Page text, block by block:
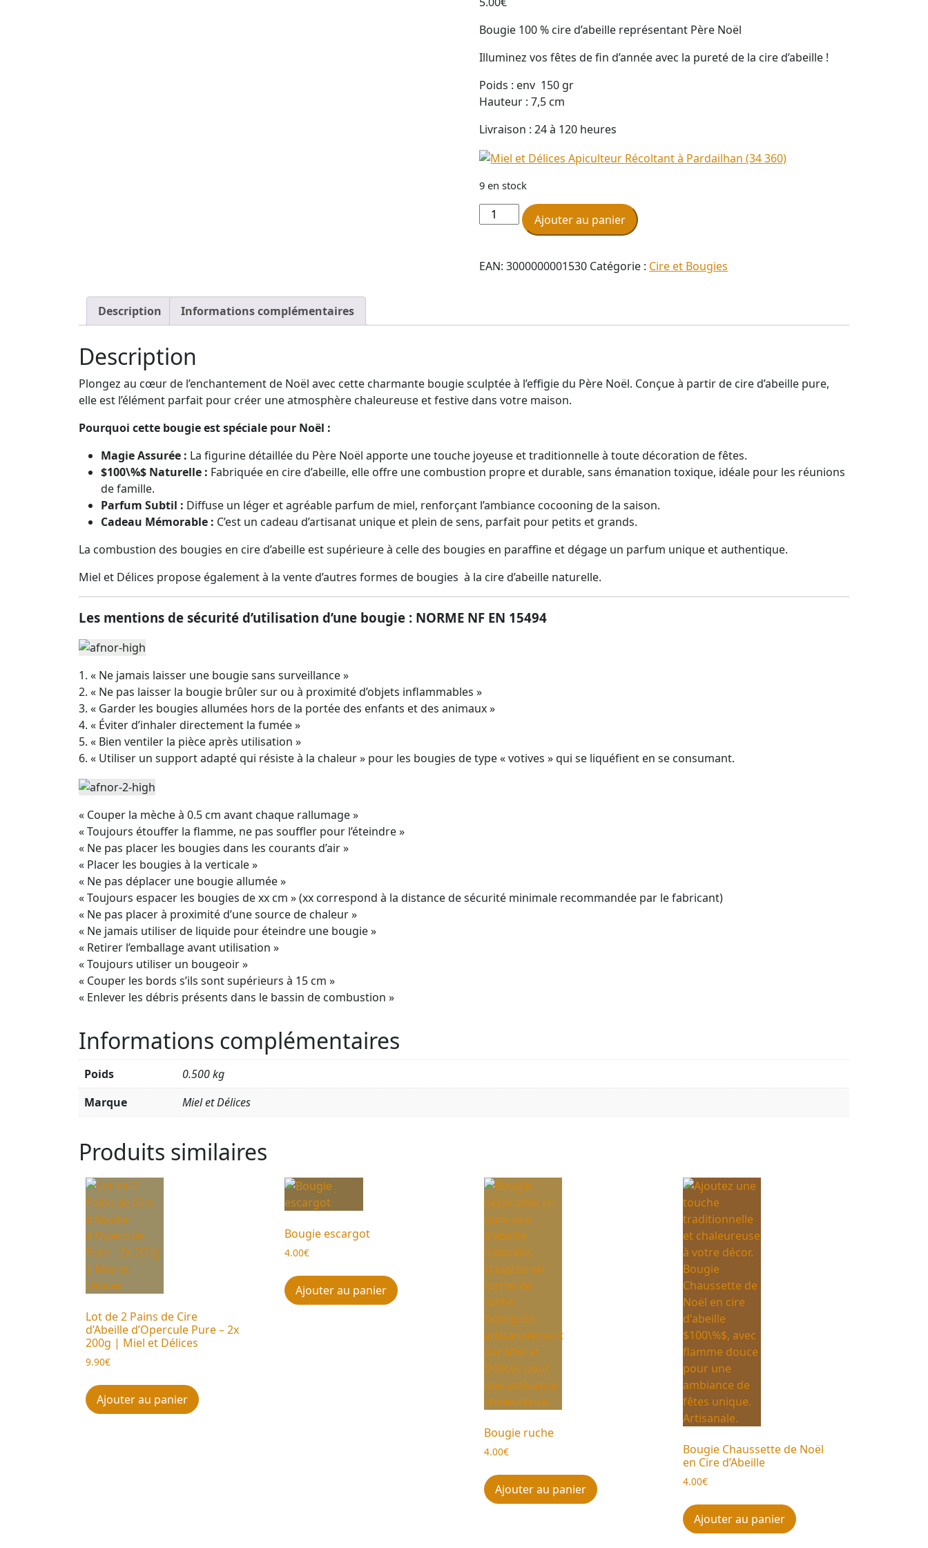
Bougie 100 % cire d’abeille représentant Père Noël
Illuminez vos fêtes de fin d’année avec la pureté de la cire d’abeille !
Poids : env 150 gr
Hauteur : 7,5 cm
Livraison : 24 à 120 heures
9 en stock
quantité
de
Père
Ajouter au panier
EAN:3000000001530 Catégorie : Cire et Bougies
Description Informations complémentaires
Description
Plongez au cœur de l’enchantement de Noël avec cette charmante bougie sculptée à l’effigie du Père Noël. Conçue à partir de cire d’abeille pure,
elle est l’élément parfait pour créer une atmosphère chaleureuse et festive dans votre maison.
Pourquoi cette bougie est spéciale pour Noël :
Magie Assurée : La figurine détaillée du Père Noël apporte une touche joyeuse et traditionnelle à toute décoration de fêtes.
$100\%$ Naturelle : Fabriquée en cire d’abeille, elle offre une combustion propre et durable, sans émanation toxique, idéale pour les réunions
de famille.
Parfum Subtil : Diffuse un léger et agréable parfum de miel, renforçant l’ambiance cocooning de la saison.
Cadeau Mémorable : C’est un cadeau d’artisanat unique et plein de sens, parfait pour petits et grands.
La combustion des bougies en cire d’abeille est supérieure à celle des bougies en paraffine et dégage un parfum unique et authentique.
Miel et Délices propose également à la vente d’autres formes de bougies à la cire d’abeille naturelle.
Les mentions de sécurité d’utilisation d’une bougie : NORME NF EN 15494
1. « Ne jamais laisser une bougie sans surveillance »
2. « Ne pas laisser la bougie brûler sur ou à proximité d’objets inflammables »
3. « Garder les bougies allumées hors de la portée des enfants et des animaux »
4. « Éviter d’inhaler directement la fumée »
5. « Bien ventiler la pièce après utilisation »
6. « Utiliser un support adapté qui résiste à la chaleur » pour les bougies de type « votives » qui se liquéfient en se consumant.
« Couper la mèche à 0.5 cm avant chaque rallumage »
« Toujours étouffer la flamme, ne pas souffler pour l’éteindre »
« Ne pas placer les bougies dans les courants d’air »
« Placer les bougies à la verticale »
« Ne pas déplacer une bougie allumée »
« Toujours espacer les bougies de xx cm » (xx correspond à la distance de sécurité minimale recommandée par le fabricant)
« Ne pas placer à proximité d’une source de chaleur »
« Ne jamais utiliser de liquide pour éteindre une bougie »
« Retirer l’emballage avant utilisation »
« Toujours utiliser un bougeoir »
« Couper les bords s’ils sont supérieurs à 15 cm »
« Enlever les débris présents dans le bassin de combustion »
Informations complémentaires
Poids
0.500 kg
Marque
Miel et Délices
Produits similaires
Lot de 2 Pains de Cire
d’Abeille d’Opercule Pure – 2x
200g | Miel et Délices
9.90€
Ajouter au panier
Bougie escargot
4.00€
Ajouter au panier
Bougie ruche
4.00€
Ajouter au panier
Bougie Chaussette de Noël
en Cire d’Abeille
4.00€
Ajouter au panier